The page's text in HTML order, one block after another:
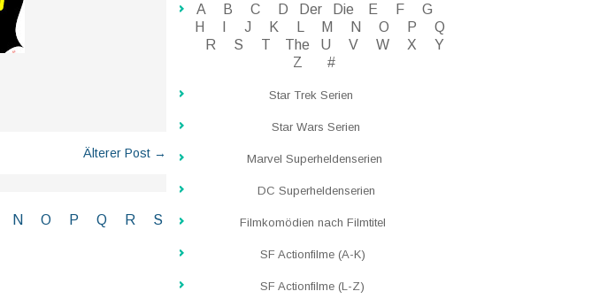
Älterer Post →
N O P Q R
S
A B C D Der Die E F
G
H
I J K M N O
P Q
R
S T The U V
W X Y
Z
#
Star Trek Serien
Star Wars Serien
Marvel Superheldenserien
DC Superheldenserien
Filmkomödien nach Filmtitel
SF Actionfilme (A-K)
SF Actionfilme (L-Z)